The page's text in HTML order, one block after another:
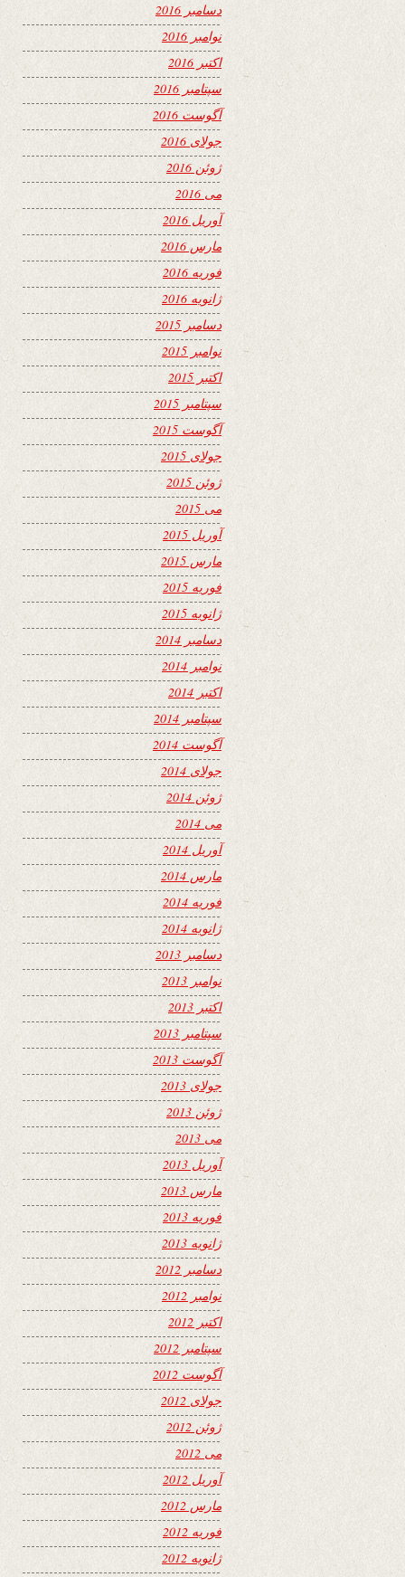
دسامبر 2016
نوامبر 2016
اکتبر 2016
سپتامبر 2016
آگوست 2016
جولای 2016
ژوئن 2016
می 2016
آوریل 2016
مارس 2016
فوریه 2016
ژانویه 2016
دسامبر 2015
نوامبر 2015
اکتبر 2015
سپتامبر 2015
آگوست 2015
جولای 2015
ژوئن 2015
می 2015
آوریل 2015
مارس 2015
فوریه 2015
ژانویه 2015
دسامبر 2014
نوامبر 2014
اکتبر 2014
سپتامبر 2014
آگوست 2014
جولای 2014
ژوئن 2014
می 2014
آوریل 2014
مارس 2014
فوریه 2014
ژانویه 2014
دسامبر 2013
نوامبر 2013
اکتبر 2013
سپتامبر 2013
آگوست 2013
جولای 2013
ژوئن 2013
می 2013
آوریل 2013
مارس 2013
فوریه 2013
ژانویه 2013
دسامبر 2012
نوامبر 2012
اکتبر 2012
سپتامبر 2012
آگوست 2012
جولای 2012
ژوئن 2012
می 2012
آوریل 2012
مارس 2012
فوریه 2012
ژانویه 2012